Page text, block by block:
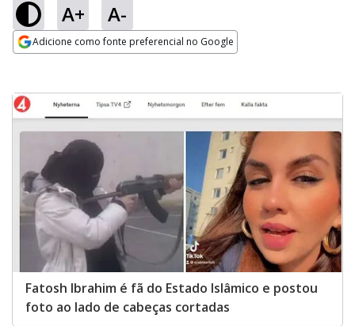
A+ A-
Adicione como fonte preferencial no Google
Fatosh Ibrahim é fã do Estado Islâmico e postou
foto ao lado de cabeças cortadas